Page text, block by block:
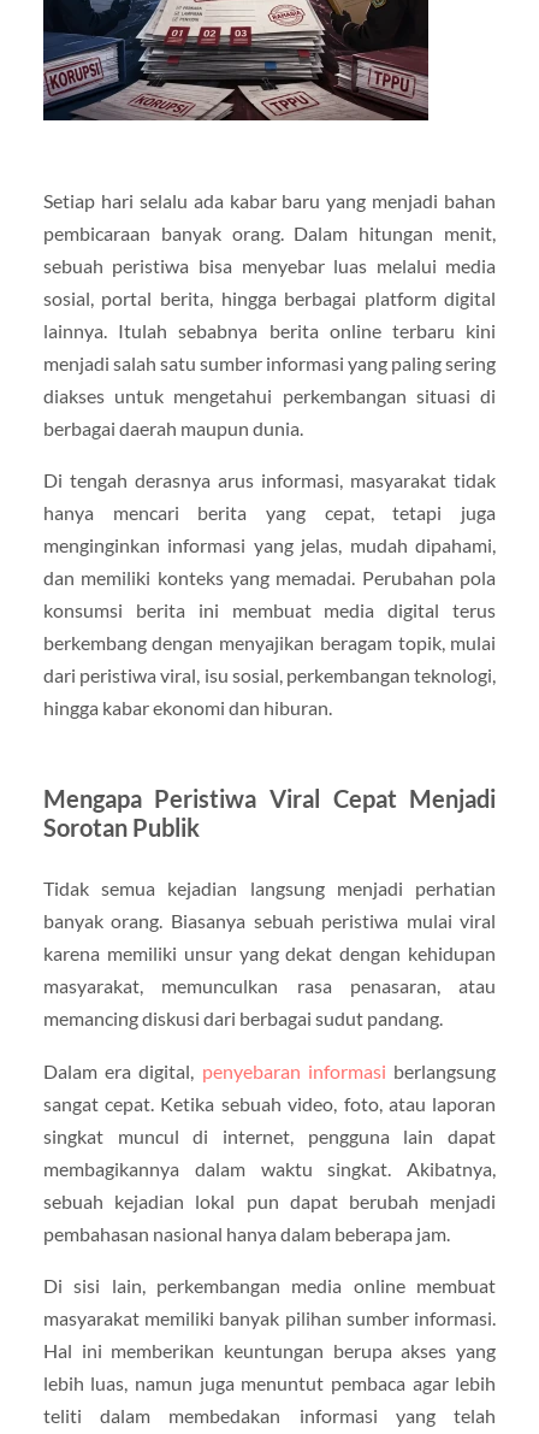
Setiap hari selalu ada kabar baru yang menjadi bahan
pembicaraan banyak orang. Dalam hitungan menit,
sebuah peristiwa bisa menyebar luas melalui media
sosial, portal berita, hingga berbagai platform digital
lainnya. Itulah sebabnya berita online terbaru kini
menjadi salah satu sumber informasi yang paling sering
diakses untuk mengetahui perkembangan situasi di
berbagai daerah maupun dunia.
Di tengah derasnya arus informasi, masyarakat tidak
hanya mencari berita yang cepat, tetapi juga
menginginkan informasi yang jelas, mudah dipahami,
dan memiliki konteks yang memadai. Perubahan pola
konsumsi berita ini membuat media digital terus
berkembang dengan menyajikan beragam topik, mulai
dari peristiwa viral, isu sosial, perkembangan teknologi,
hingga kabar ekonomi dan hiburan.
Mengapa Peristiwa Viral Cepat Menjadi
Sorotan Publik
Tidak semua kejadian langsung menjadi perhatian
banyak orang. Biasanya sebuah peristiwa mulai viral
karena memiliki unsur yang dekat dengan kehidupan
masyarakat, memunculkan rasa penasaran, atau
memancing diskusi dari berbagai sudut pandang.
Dalam era digital, penyebaran informasi berlangsung
sangat cepat. Ketika sebuah video, foto, atau laporan
singkat muncul di internet, pengguna lain dapat
membagikannya dalam waktu singkat. Akibatnya,
sebuah kejadian lokal pun dapat berubah menjadi
pembahasan nasional hanya dalam beberapa jam.
Di sisi lain, perkembangan media online membuat
masyarakat memiliki banyak pilihan sumber informasi.
Hal ini memberikan keuntungan berupa akses yang
lebih luas, namun juga menuntut pembaca agar lebih
teliti dalam membedakan informasi yang telah